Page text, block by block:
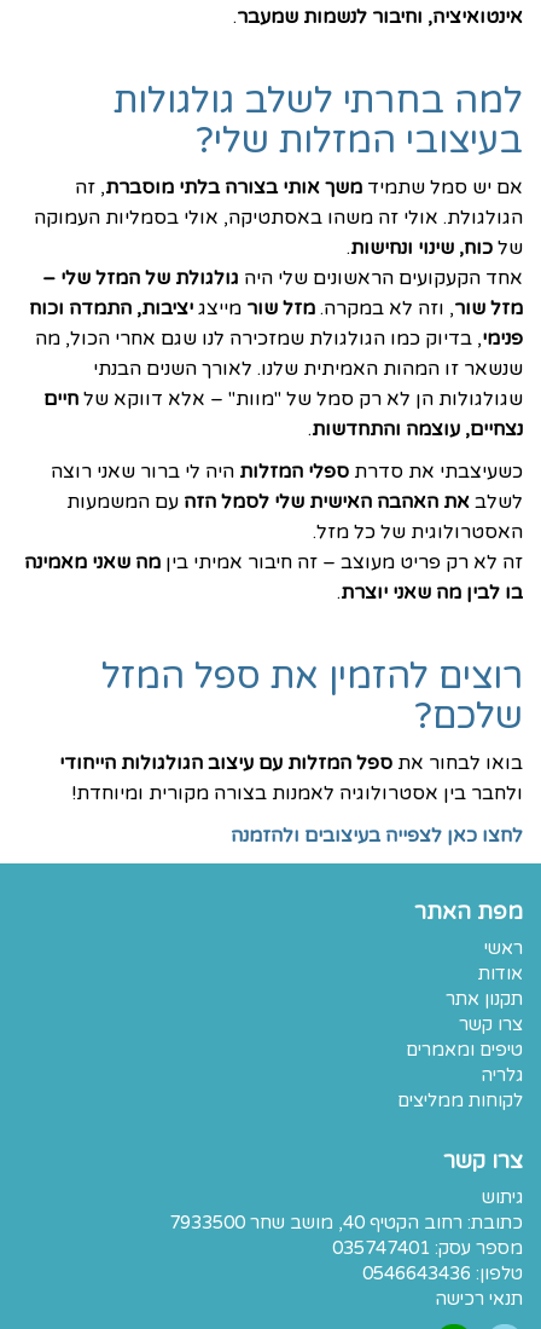
אינטואיציה, וחיבור לנשמות שמעבר.
למה בחרתי לשלב גולגולות
בעיצובי המזלות שלי?
אם יש סמל שתמיד משך אותי בצורה בלתי מוסברת, זה
הגולגולת. אולי זה משהו באסתטיקה, אולי בסמליות העמוקה
של כוח, שינוי ונחישות.
אחד הקעקועים הראשונים שלי היה גולגולת של המזל שלי –
מזל שור, וזה לא במקרה. מזל שור מייצג יציבות, התמדה וכוח
פנימי, בדיוק כמו הגולגולת שמזכירה לנו שגם אחרי הכול, מה
שנשאר זו המהות האמיתית שלנו. לאורך השנים הבנתי
שגולגולות הן לא רק סמל של "מוות" – אלא דווקא של חיים
נצחיים, עוצמה והתחדשות.
כשעיצבתי את סדרת ספלי המזלות היה לי ברור שאני רוצה
לשלב את האהבה האישית שלי לסמל הזה עם המשמעות
האסטרולוגית של כל מזל.
זה לא רק פריט מעוצב – זה חיבור אמיתי בין מה שאני מאמינה
בו לבין מה שאני יוצרת.
רוצים להזמין את ספל המזל
שלכם?
בואו לבחור את ספל המזלות עם עיצוב הגולגולות הייחודי
ולחבר בין אסטרולוגיה לאמנות בצורה מקורית ומיוחדת!
לחצו כאן לצפייה בעיצובים ולהזמנה
מפת האתר
ראשי
אודות
תקנון אתר
צרו קשר
טיפים ומאמרים
גלריה
לקוחות ממליצים
צרו קשר
גיתוש
כתובת: רחוב הקטיף 40, מושב שחר 7933500
מספר עסק: 035747401
טלפון: 0546643436
תנאי רכישה